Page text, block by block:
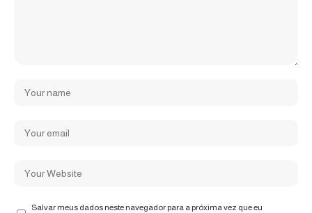
Salvar meus dados neste navegador para a próxima vez que eu